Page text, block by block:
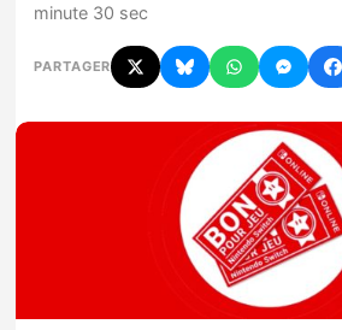
Hardware
Chiffres de ventes
Nintendo Direct
minute 30 sec
PARTAGER